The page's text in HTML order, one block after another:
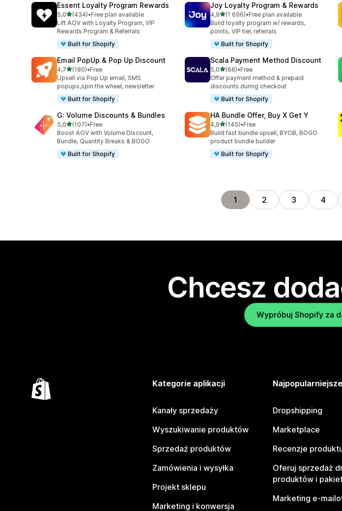
Essent Loyalty Program Rewards
5,0na 5 gwiazdek
(434)
Łączna liczba recenzji: 434
•Free plan available
Lift AOV with Loyalty Program, VIP
Rewards Program & Referrals
Built for Shopify
Joy Loyalty Program & Rewards
4,9na 5 gwiazdek
(1 696)
Łączna liczba recenzji: 1696
•Free plan available
Build loyalty program w/ rewards,
points, VIP tier, referrals
Built for Shopify
Email PopUp & Pop Up Discount
4,7na 5 gwiazdek
(180)
Łączna liczba recenzji: 180
•Free
Upsell via Pop Up email, SMS
popups,spin the wheel, newsletter
Built for Shopify
Scala Payment Method Discount
5,0na 5 gwiazdek
(66)
Łączna liczba recenzji: 66
•Free
Offer payment method & prepaid
discounts during checkout
Built for Shopify
G: Volume Discounts & Bundles
5,0na 5 gwiazdek
(107)
Łączna liczba recenzji: 107
•Free
Boost AOV with Volume Discount,
Bundle, Quantity Breaks & BOGO
Built for Shopify
HA Bundle Offer, Buy X Get Y
4,9na 5 gwiazdek
(145)
Łączna liczba recenzji: 145
•Free
Build fast bundle upsell, BYOB, BOGO
product bundle builder
Built for Shopify
1 2 3 4
Chcesz
Wypróbuj Shopify za
Kategorie aplikacji
Kanały sprzedaży
Wyszukiwanie produktów
Sprzedaż produktów
Zamówienia i wysyłka
Projekt sklepu
Marketing i konwersja
Dropshipping
Marketplace
Recenzje
Oferuj sprzedaż
produktów i
Marketing e-